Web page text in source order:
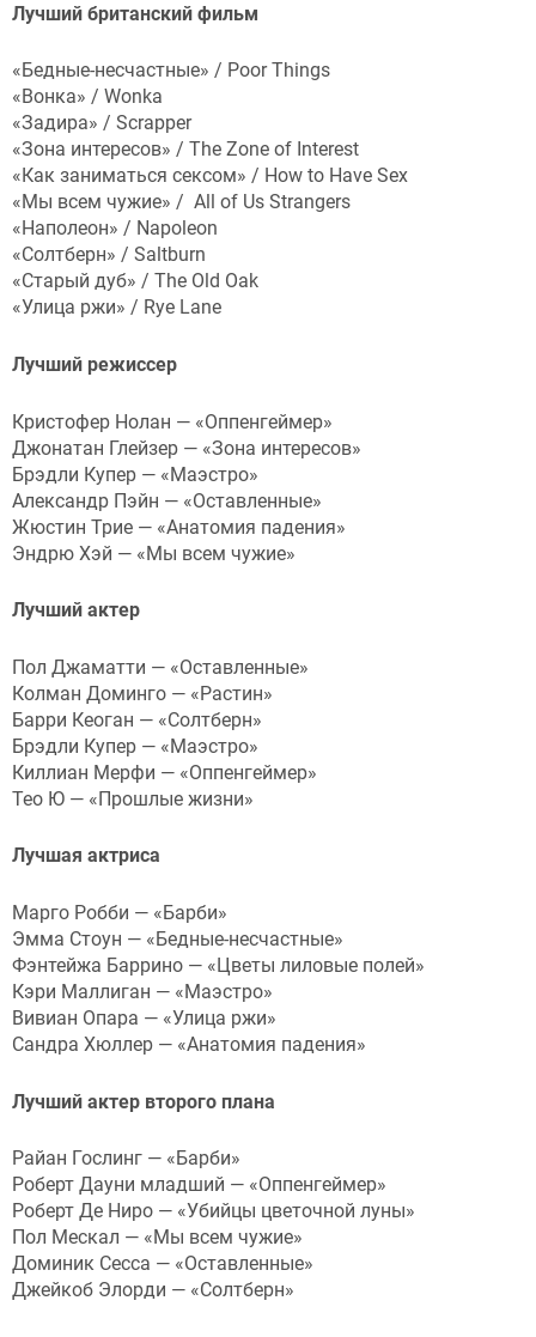
Лучший британский фильм
«Бедные-несчастные» / Poor Things
«Вонка» / Wonka
«Задира» / Scrapper
«Зона интересов» / The Zone of Interest
«Как заниматься сексом» / How to Have Sex
«Мы всем чужие» / All of Us Strangers
«Наполеон» / Napoleon
«Солтберн» / Saltburn
«Старый дуб» / The Old Oak
«Улица ржи» / Rye Lane
Лучший режиссер
Кристофер Нолан — «Оппенгеймер»
Джонатан Глейзер — «Зона интересов»
Брэдли Купер — «Маэстро»
Александр Пэйн — «Оставленные»
Жюстин Трие — «Анатомия падения»
Эндрю Хэй — «Мы всем чужие»
Лучший актер
Пол Джаматти — «Оставленные»
Колман Доминго — «Растин»
Барри Кеоган — «Солтберн»
Брэдли Купер — «Маэстро»
Киллиан Мерфи — «Оппенгеймер»
Тео Ю — «Прошлые жизни»
Лучшая актриса
Марго Робби — «Барби»
Эмма Стоун — «Бедные-несчастные»
Фэнтейжа Баррино — «Цветы лиловые полей»
Кэри Маллиган — «Маэстро»
Вивиан Опара — «Улица ржи»
Сандра Хюллер — «Анатомия падения»
Лучший актер второго плана
Райан Гослинг — «Барби»
Роберт Дауни младший — «Оппенгеймер»
Роберт Де Ниро — «Убийцы цветочной луны»
Пол Мескал — «Мы всем чужие»
Доминик Сесса — «Оставленные»
Джейкоб Элорди — «Солтберн»